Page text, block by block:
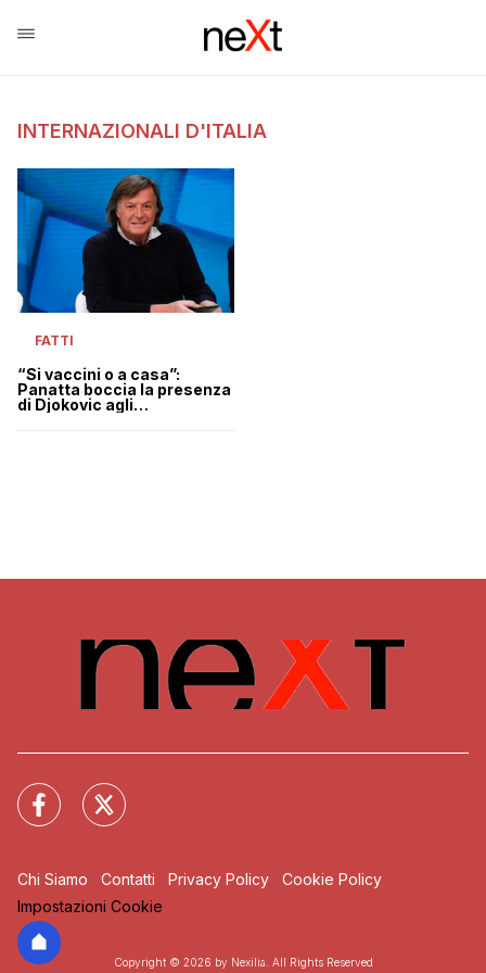
INTERNAZIONALI D'ITALIA
FATTI
“Si vaccini o a casa”:
Panatta boccia la presenza
di Djokovic agli
Chi Siamo Contatti Privacy Policy
Cookie Policy
Impostazioni Cookie
Copyright © 2026 by Nexilia. All Rights Reserved